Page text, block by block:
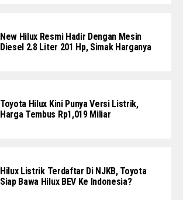
New Hilux Resmi Hadir Dengan Mesin
Diesel 2.8 Liter 201 Hp, Simak Harganya
Toyota Hilux Kini Punya Versi Listrik,
Harga Tembus Rp1,019 Miliar
Hilux Listrik Terdaftar Di NJKB, Toyota
Siap Bawa Hilux BEV Ke Indonesia?